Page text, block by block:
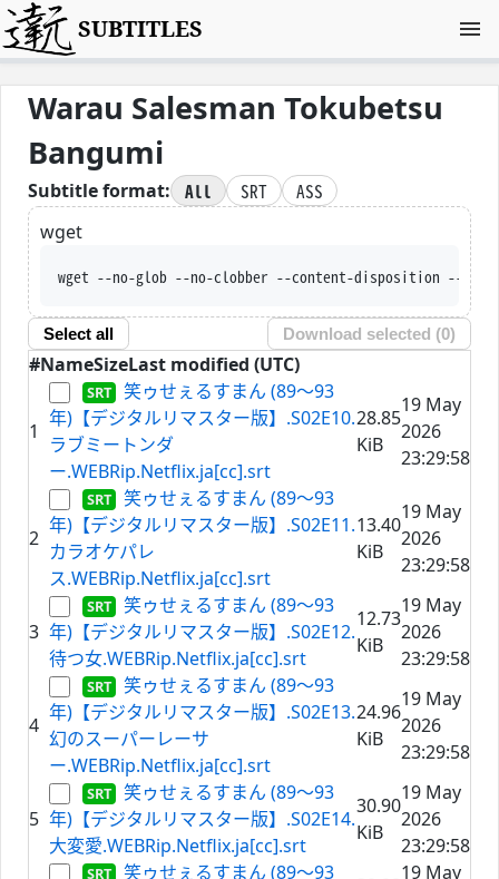
SUBTITLES
Warau Salesman Tokubetsu
Bangumi
Subtitle format: All SRT
ASS
wget
wget --no-glob --no-clobber --content-disposition --trust-server-names
Select all Download selected (0)
#NameSizeLast modified (UTC)
1
笑ゥせぇるすまん (89～93
年)【デジタルリマスター版】.S02E10.
ラブミートンダ
ー.WEBRip.Netflix.ja[cc].srt
28.85
KiB
19 May
2026
23:29:58
2
笑ゥせぇるすまん (89～93
年)【デジタルリマスター版】.S02E11.
カラオケパレ
ス.WEBRip.Netflix.ja[cc].srt
13.40
KiB
19 May
2026
23:29:58
3
笑ゥせぇるすまん (89～93
年)【デジタルリマスター版】.S02E12.
待つ女.WEBRip.Netflix.ja[cc].srt
12.73
KiB
19 May
2026
23:29:58
4
笑ゥせぇるすまん (89～93
年)【デジタルリマスター版】.S02E13.
幻のスーパーレーサ
ー.WEBRip.Netflix.ja[cc].srt
24.96
KiB
19 May
2026
23:29:58
5
笑ゥせぇるすまん (89～93
年)【デジタルリマスター版】.S02E14.
大変愛.WEBRip.Netflix.ja[cc].srt
30.90
KiB
19 May
2026
23:29:58
笑ゥせぇるすまん (89～93
19 May